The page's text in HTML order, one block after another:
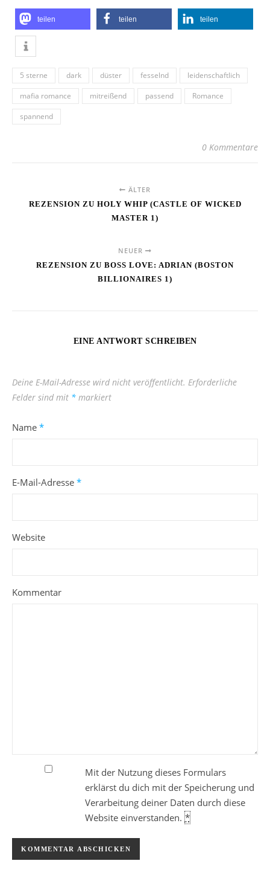
teilen teilen teilen
5 sterne dark düster fesselnd
leidenschaftlich
mafia romance
mitreißend passend
Romance
spannend
0 Kommentare
ÄLTER
REZENSION ZU HOLY WHIP (CASTLE OF WICKED
MASTER 1)
NEUER
REZENSION ZU BOSS LOVE: ADRIAN (BOSTON
BILLIONAIRES 1)
EINE ANTWORT SCHREIBEN
Deine E-Mail-Adresse wird nicht veröffentlicht. Erforderliche
Felder sind mit * markiert
Name *
E-Mail-Adresse *
Website
Kommentar
Mit der Nutzung dieses Formulars
erklärst du dich mit der Speicherung und
Verarbeitung deiner Daten durch diese
Website einverstanden. *